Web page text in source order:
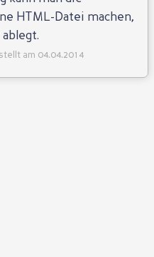
HTML-Datei machen,
am 04.04.2014